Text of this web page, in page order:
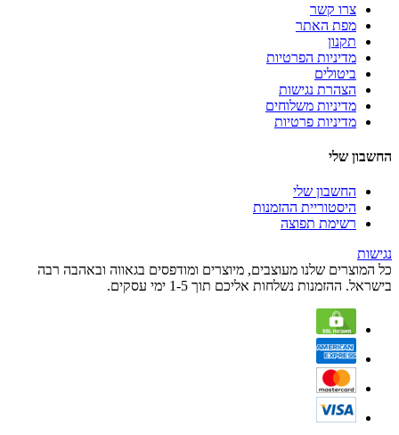
צרו קשר
מפת האתר
תקנון
מדיניות הפרטיות
ביטולים
הצהרת נגישות
מדיניות משלוחים
מדיניות פרטיות
החשבון שלי
החשבון שלי
היסטוריית ההזמנות
רשימת תפוצה
נגישות
כל המוצרים שלנו מעוצבים, מיוצרים ומודפסים בגאווה ובאהבה רבה
בישראל. ההזמנות נשלחות אליכם תוך 1-5 ימי עסקים.